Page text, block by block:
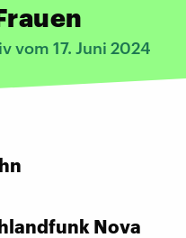
vom 17. Juni 2024
Nova